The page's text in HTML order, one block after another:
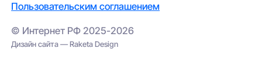
Пользовательским соглашением
© Интернет РФ 2025-2026
Дизайн сайта — Raketa Design